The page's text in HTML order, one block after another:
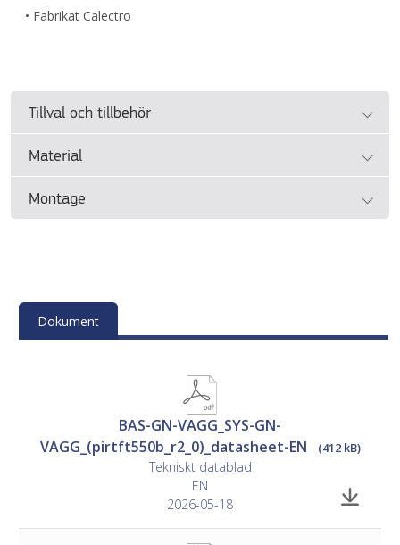
• Fabrikat Calectro
Tillval och tillbehör
• Se separat dokument
SYS.
Material
• Se tillverkarens dokumentation
Montage
ControlAir SYS Design Guide
Dokument
BAS-GN-VAGG_SYS-GN-
VAGG_(pirtft550b_r2_0)_datasheet-EN
(412 kB)
Tekniskt datablad
EN
2026-05-18